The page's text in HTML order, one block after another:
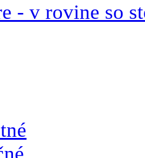
- v rovine so